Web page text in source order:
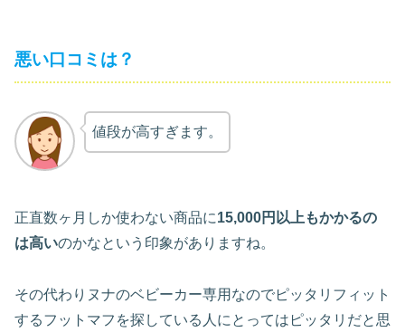
悪い口コミは？
値段が高すぎます。
正直数ヶ月しか使わない商品に15,000円以上もかかるの
は高いのかなという印象がありますね。
その代わりヌナのベビーカー専用なのでピッタリフィット
するフットマフを探している人にとってはピッタリだと思